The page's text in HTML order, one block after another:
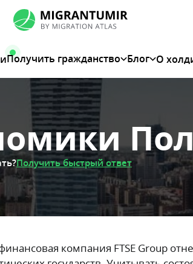
Получить гражданство Блог О
Получить быстрый ответ
компания FTSE Group